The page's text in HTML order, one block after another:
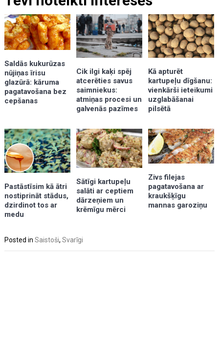
Saldās kukurūzas
nūjiņas īrisu
glazūrā: kāruma
pagatavošana bez
cepšanas
Cik ilgi kaķi spēj
atcerēties savus
saimniekus:
atmiņas procesi un
galvenās pazīmes
Kā apturēt
kartupeļu dīgšanu:
vienkārši ieteikumi
uzglabāšanai
pilsētā
Pastāstīsim kā ātri
nostiprināt stādus,
dzirdinot tos ar
medu
Sātīgi kartupeļu
salāti ar ceptiem
dārzeņiem un
krēmīgu mērci
Zivs filejas
pagatavošana ar
kraukšķīgu
mannas garoziņu
Posted inSaistoši,Svarīgi